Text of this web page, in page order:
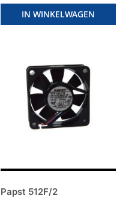
IN WINKELWAGEN
Papst 512F/2